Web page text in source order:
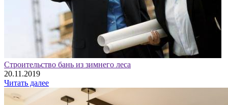
Строительство бань из зимнего леса
20.11.2019
Читать далее